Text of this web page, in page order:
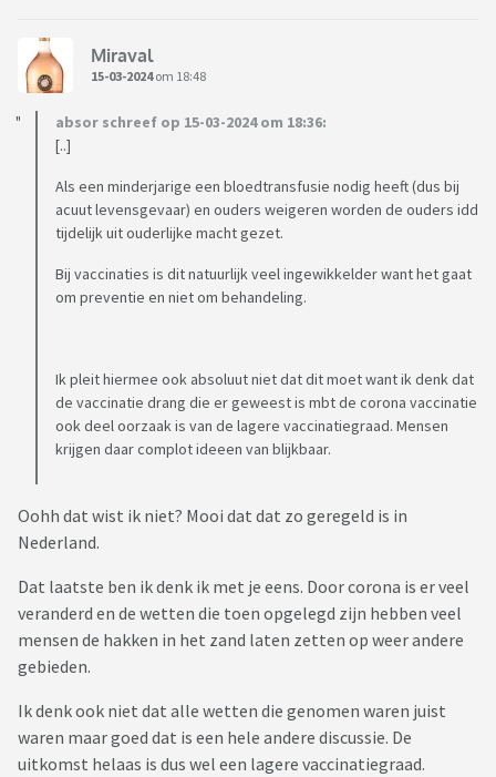
Miraval
15-03-2024om 18:48
absor schreef op 15-03-2024 om 18:36:
[..]
Als een minderjarige een bloedtransfusie nodig heeft (dus bij
acuut levensgevaar) en ouders weigeren worden de ouders idd
tijdelijk uit ouderlijke macht gezet.
Bij vaccinaties is dit natuurlijk veel ingewikkelder want het gaat
om preventie en niet om behandeling.
Ik pleit hiermee ook absoluut niet dat dit moet want ik denk dat
de vaccinatie drang die er geweest is mbt de corona vaccinatie
ook deel oorzaak is van de lagere vaccinatiegraad. Mensen
krijgen daar complot ideeen van blijkbaar.
Oohh dat wist ik niet? Mooi dat dat zo geregeld is in
Nederland.
Dat laatste ben ik denk ik met je eens. Door corona is er veel
veranderd en de wetten die toen opgelegd zijn hebben veel
mensen de hakken in het zand laten zetten op weer andere
gebieden.
Ik denk ook niet dat alle wetten die genomen waren juist
waren maar goed dat is een hele andere discussie. De
uitkomst helaas is dus wel een lagere vaccinatiegraad.